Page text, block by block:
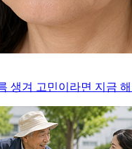
생겨 고민이라면 지금